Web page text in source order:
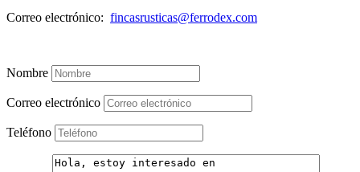
Correo electrónico: fincasrusticas@ferrodex.com
Nombre
Correo electrónico
Teléfono